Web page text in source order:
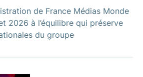
de France Médias Monde
2026 à l’équilibre qui préserve
du groupe